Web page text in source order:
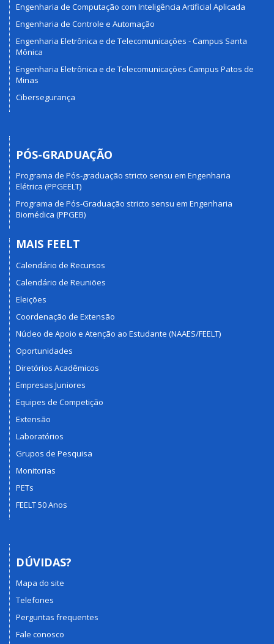
Engenharia de Computação com Inteligência Artificial Aplicada
Engenharia de Controle e Automação
Engenharia Eletrônica e de Telecomunicações - Campus Santa
Mônica
Engenharia Eletrônica e de Telecomunicações Campus Patos de
Minas
Cibersegurança
PÓS-GRADUAÇÃO
Programa de Pós-graduação stricto sensu em Engenharia
Elétrica (PPGEELT)
Programa de Pós-Graduação stricto sensu em Engenharia
Biomédica (PPGEB)
MAIS FEELT
Calendário de Recursos
Calendário de Reuniões
Eleições
Coordenação de Extensão
Núcleo de Apoio e Atenção ao Estudante (NAAES/FEELT)
Oportunidades
Diretórios Acadêmicos
Empresas Juniores
Equipes de Competição
Extensão
Laboratórios
Grupos de Pesquisa
Monitorias
PETs
FEELT 50 Anos
DÚVIDAS?
Mapa do site
Telefones
Perguntas frequentes
Fale conosco